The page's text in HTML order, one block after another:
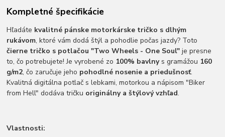
Kompletné špecifikácie
Hľadáte kvalitné pánske motorkárske tričko s dlhým
rukávom, ktoré vám dodá štýl a pohodlie počas jazdy? Toto
čierne tričko s potlačou "Two Wheels - One Soul" je presne
to, čo potrebujete! Je vyrobené zo 100% bavlnys gramážou 160
g/m2, čo zaručuje jeho pohodlné nosenie a priedušnosť.
Kvalitná digitálna potlač s lebkami, motorkou a nápisom "Biker
from Hell" dodáva tričku originálny a štýlový vzhľad.
Vlastnosti: